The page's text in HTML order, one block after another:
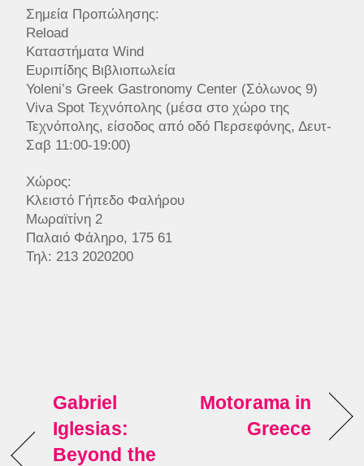
Σημεία Προπώλησης:
Reload
Καταστήματα Wind
Ευριπίδης Βιβλιοπωλεία
Yoleni’s Greek Gastronomy Center (Σόλωνος 9)
Viva Spot Τεχνόπολης (μέσα στο χώρο της
Τεχνόπολης, είσοδος από οδό Περσεφόνης, Δευτ-
Σαβ 11:00-19:00)
Χώρος:
Κλειστό Γήπεδο Φαλήρου
Μωραϊτίνη 2
Παλαιό Φάληρο, 175 61
Τηλ: 213 2020200
Gabriel
Iglesias:
Beyond the
Motorama in
Greece